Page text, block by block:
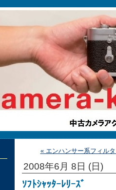
« エンハンサー系フィル
2008年6月 8日 (日)
ｿﾌﾄｼｬｯﾀｰﾚﾘｰｽﾞ